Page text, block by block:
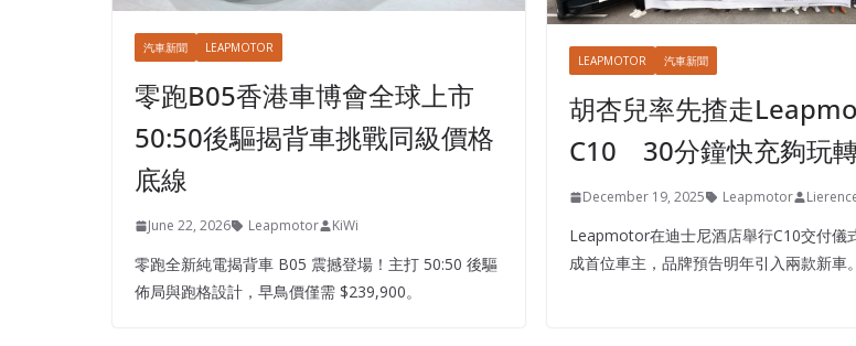
汽車新聞 LEAPMOTOR
零跑B05香港車博會全球上市
50:50後驅揭背車挑戰同級價格
底線
June 22, 2026 Leapmotor KiWi
零跑全新純電揭背車 B05 震撼登場！主打 50:50 後驅
佈局與跑格設計，早鳥價僅需 $239,900。
LEAPMOTOR 汽車新聞
胡杏兒率先揸走
C10 30分鐘快充夠玩
December 19, 2025 Leapmotor
Leapmotor在迪士尼酒店舉行C10交付儀
成首位車主，品牌預告明年引入兩款新車。